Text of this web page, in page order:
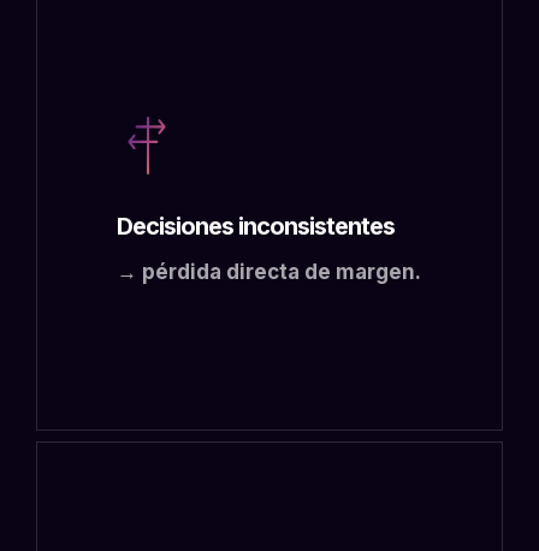
Decisiones inconsistentes
→ pérdida directa de margen.